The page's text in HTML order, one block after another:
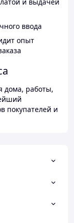
ввода
опыт
дома, работы,
покупателей и